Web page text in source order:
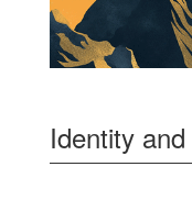
Identity